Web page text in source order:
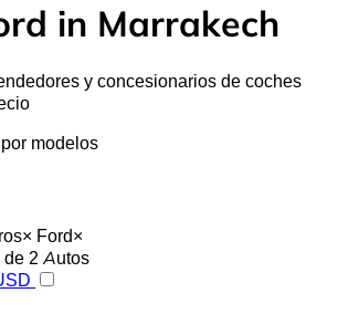
in Marrakech
y concesionarios de coches
modelos
× Ford×
de 2 Autos